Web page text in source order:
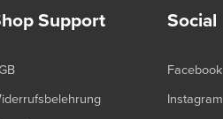
Support Social
Facebook
Instagram